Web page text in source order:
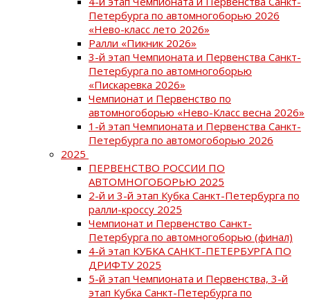
Петербурга по автомногоборью 2026
«Нево-класс лето 2026»
Ралли «Пикник 2026»
3-й этап Чемпионата и Первенства Санкт-
Петербурга по автомногоборью
«Пискаревка 2026»
Чемпионат и Первенство по
автомногоборью «Нево-Класс весна 2026»
1-й этап Чемпионата и Первенства Санкт-
Петербурга по автомогоборью 2026
2025
ПЕРВЕНСТВО РОССИИ ПО
АВТОМНОГОБОРЬЮ 2025
2-й и 3-й этап Кубка Санкт-Петербурга по
ралли-кроссу 2025
Чемпионат и Первенство Санкт-
Петербурга по автомногоборью (финал)
4-й этап КУБКА САНКТ-ПЕТЕРБУРГА ПО
ДРИФТУ 2025
5-й этап Чемпионата и Первенства, 3-й
этап Кубка Санкт-Петербурга по